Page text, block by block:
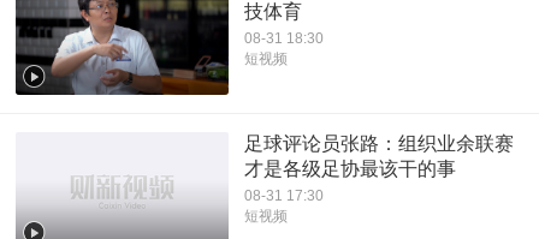
技体育
08-31 18:30
短视频
足球评论员张路：组织业余联赛
才是各级足协最该干的事
08-31 17:30
短视频